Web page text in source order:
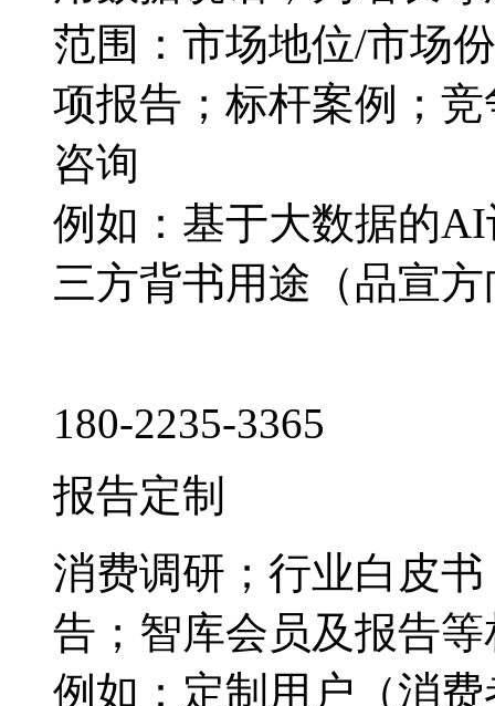
范围：市场地位/市场
项报告；标杆案例；
咨询
例如：基于大数据的
三方背书用途（品宣
180-2235-3365
报告定制
消费调研；行业白皮
告；智库会员及报告
例如：定制用户（消